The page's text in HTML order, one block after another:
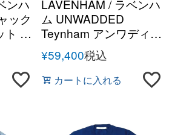
ンハ
ック
ト T
LAVENHAM / ラベンハ
ム UNWADDED
Teynham アンワディッ
ドティナム ポリエステ
ル ライトウェイトジャ
ケット
¥59,400税込
カートに入れる